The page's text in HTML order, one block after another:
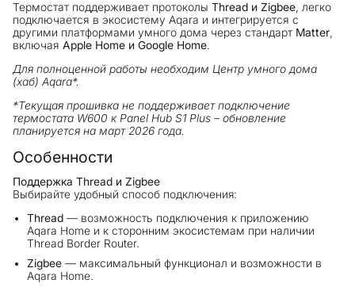
Термостат поддерживает протоколыThread и Zigbee, легко
подключается в экосистему Aqara и интегрируется с
другими платформами умного дома через стандарт Matter,
включаяApple Home и Google Home.
Для полноценной работы необходим Центр умного дома
(хаб) Aqara*.
*Текущая прошивка не поддерживает подключение
термостата W600 к Panel Hub S1 Plus – обновление
планируется на март 2026 года.
Особенности
Поддержка Thread и Zigbee
Выбирайте удобный способ подключения:
Thread— возможность подключения к приложению
Aqara Home и к сторонним экосистемам при наличии
Thread Border Router.
Zigbee— максимальный функционал и возможности в
Aqara Home.